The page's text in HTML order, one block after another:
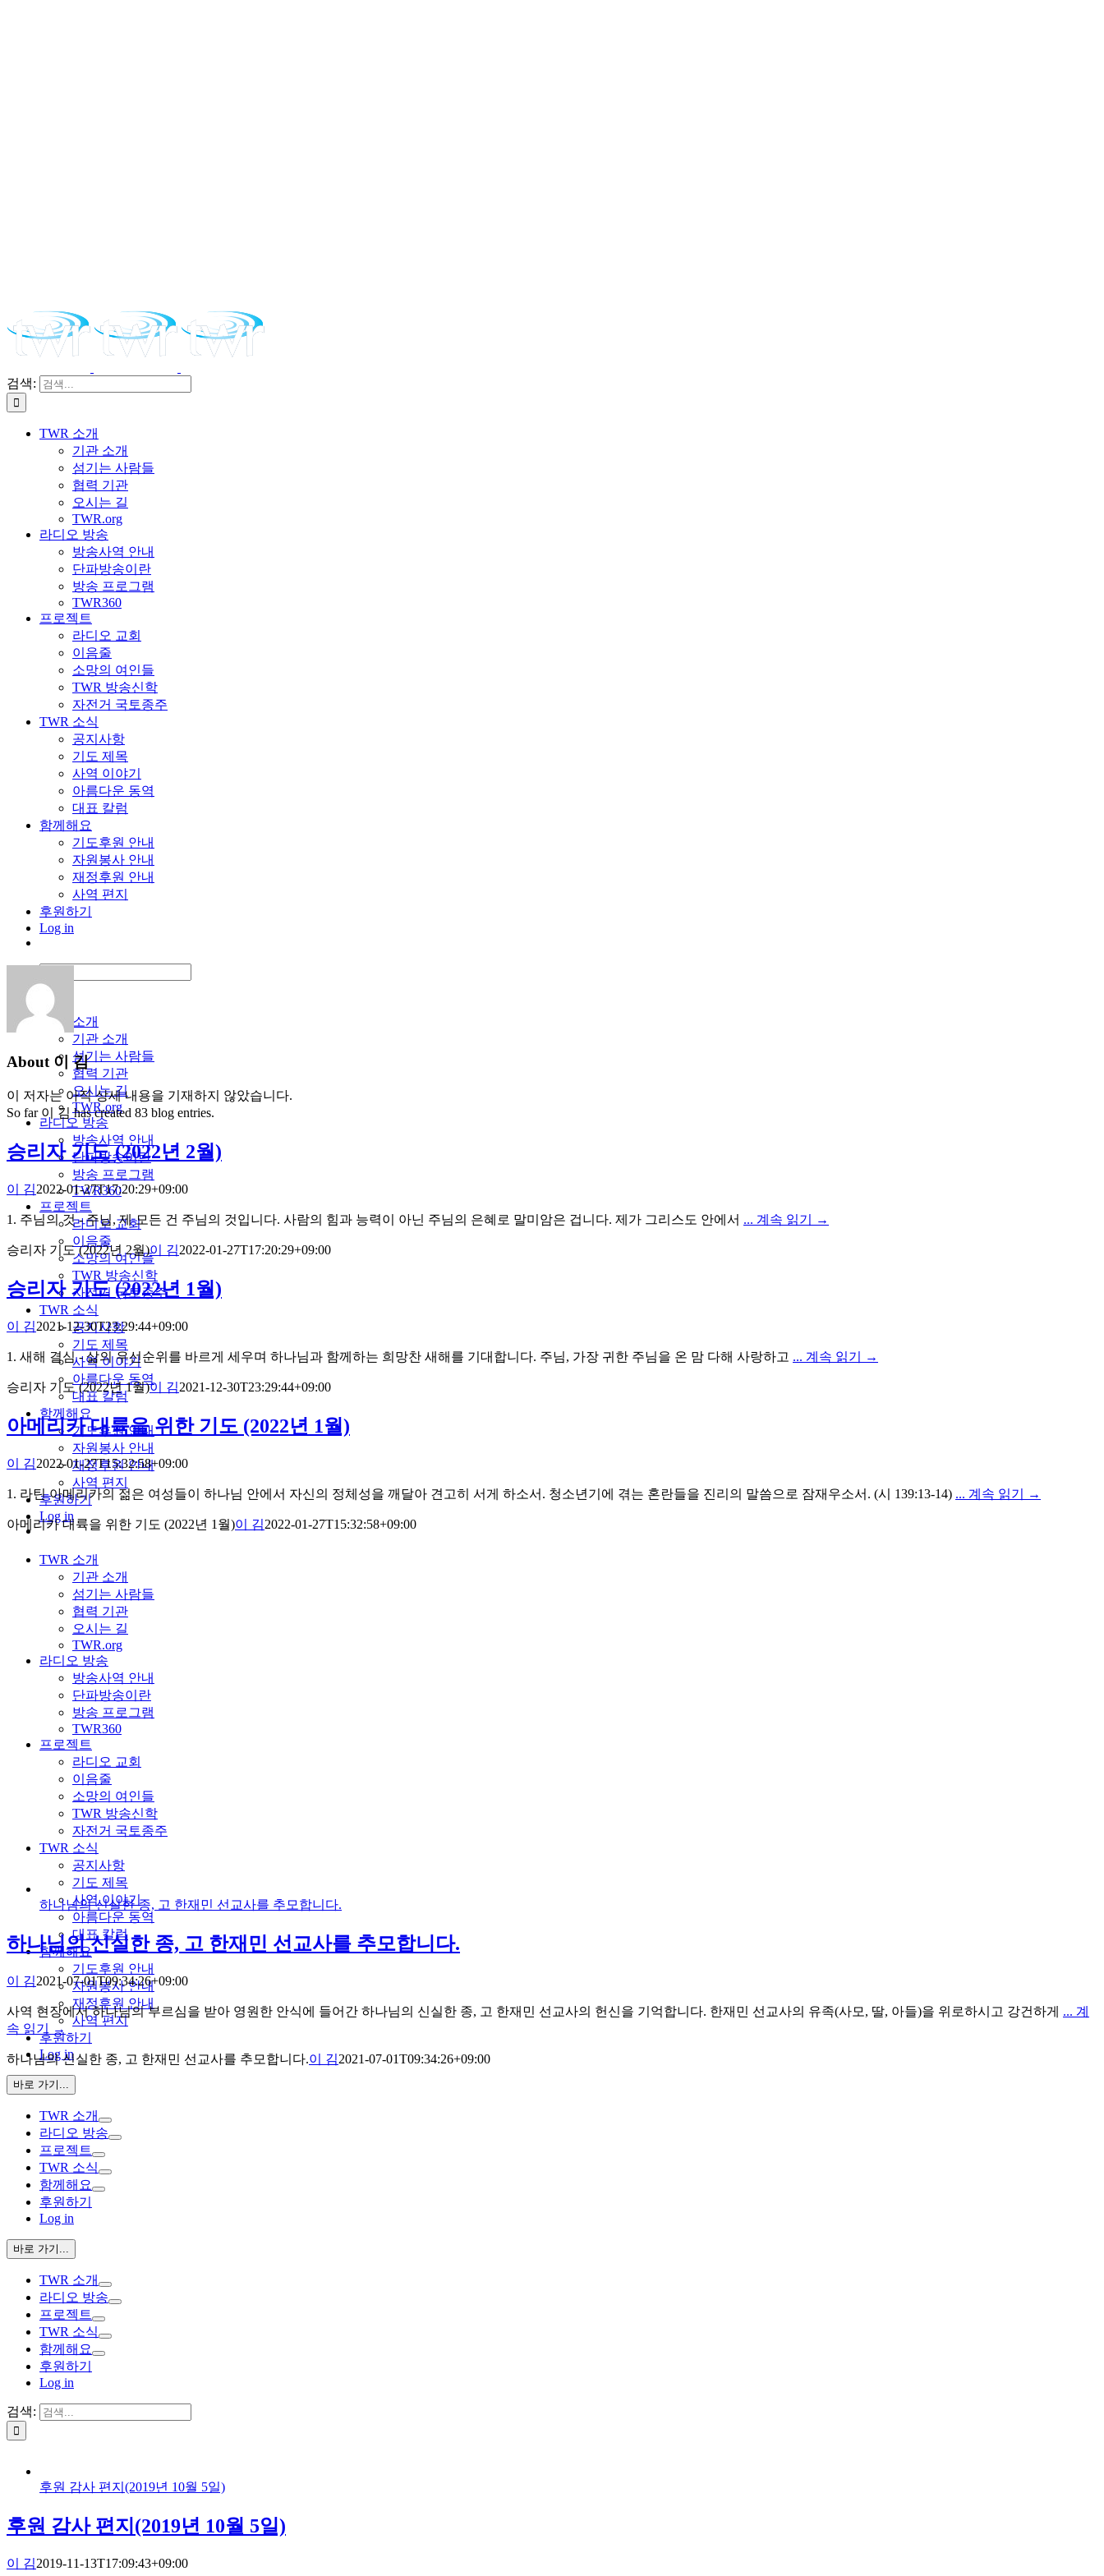
검색:
TWR 소개
기관 소개
섬기는 사람들
협력 기관
오시는 길
TWR.org
라디오 방송
방송사역 안내
단파방송이란
방송 프로그램
TWR360
프로젝트
라디오 교회
이음줄
소망의 여인들
TWR 방송신학
자전거 국토종주
TWR 소식
공지사항
기도 제목
사역 이야기
아름다운 동역
대표 칼럼
함께해요
기도후원 안내
자원봉사 안내
재정후원 안내
사역 편지
후원하기
Log in
TWR 소개
기관 소개
섬기는 사람들
협력 기관
오시는 길
TWR.org
라디오 방송
방송사역 안내
단파방송이란
방송 프로그램
TWR360
프로젝트
라디오 교회
이음줄
소망의 여인들
TWR 방송신학
자전거 국토종주
TWR 소식
공지사항
기도 제목
사역 이야기
아름다운 동역
대표 칼럼
함께해요
기도후원 안내
자원봉사 안내
재정후원 안내
사역 편지
후원하기
Log in
TWR 소개
기관 소개
섬기는 사람들
협력 기관
오시는 길
TWR.org
라디오 방송
방송사역 안내
단파방송이란
방송 프로그램
TWR360
프로젝트
라디오 교회
이음줄
소망의 여인들
TWR 방송신학
자전거 국토종주
TWR 소식
공지사항
기도 제목
사역 이야기
아름다운 동역
대표 칼럼
함께해요
기도후원 안내
자원봉사 안내
재정후원 안내
사역 편지
후원하기
Log in
바로 가기...
TWR 소개
라디오 방송
프로젝트
TWR 소식
함께해요
후원하기
Log in
바로 가기...
TWR 소개
라디오 방송
프로젝트
TWR 소식
함께해요
후원하기
Log in
검색:
About 이 김
이 저자는 아직 상세 내용을 기재하지 않았습니다.
So far 이 김 has created 83 blog entries.
승리자 기도 (2022년 2월)
이 김2022-01-27T17:20:29+09:00
1. 주님의 것 - 주님, 제 모든 건 주님의 것입니다. 사람의 힘과 능력이 아닌 주님의 은혜로 말미암은 겁니다. 제가 그리스도 안에서 ... 계속 읽기 →
승리자 기도 (2022년 2월)이 김2022-01-27T17:20:29+09:00
승리자 기도 (2022년 1월)
이 김2021-12-30T23:29:44+09:00
1. 새해 결심 - 삶의 우선순위를 바르게 세우며 하나님과 함께하는 희망찬 새해를 기대합니다. 주님, 가장 귀한 주님을 온 맘 다해 사랑하고 ... 계속 읽기 →
승리자 기도 (2022년 1월)이 김2021-12-30T23:29:44+09:00
아메리카 대륙을 위한 기도 (2022년 1월)
이 김2022-01-27T15:32:58+09:00
1. 라틴 아메리카의 젊은 여성들이 하나님 안에서 자신의 정체성을 깨달아 견고히 서게 하소서. 청소년기에 겪는 혼란들을 진리의 말씀으로 잠재우소서. (시 139:13-14) ... 계속 읽기 →
아메리카 대륙을 위한 기도 (2022년 1월)이 김2022-01-27T15:32:58+09:00
하나님의 신실한 종, 고 한재민 선교사를 추모합니다.
하나님의 신실한 종, 고 한재민 선교사를 추모합니다.
이 김2021-07-01T09:34:26+09:00
사역 현장에서 하나님의 부르심을 받아 영원한 안식에 들어간 하나님의 신실한 종, 고 한재민 선교사의 헌신을 기억합니다. 한재민 선교사의 유족(사모, 딸, 아들)을 위로하시고 강건하게 ... 계
속 읽기 →
하나님의 신실한 종, 고 한재민 선교사를 추모합니다.이 김2021-07-01T09:34:26+09:00
후원 감사 편지(2019년 10월 5일)
후원 감사 편지(2019년 10월 5일)
이 김2019-11-13T17:09:43+09:00